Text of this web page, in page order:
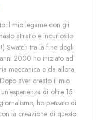
il mio legame con gli
attratto e incuriosito
Swatch tra la fine degli
2000 ho iniziato ad
meccanica e da allora
aver creato il mio
di oltre 15
ho pensato di
la creazione di questo